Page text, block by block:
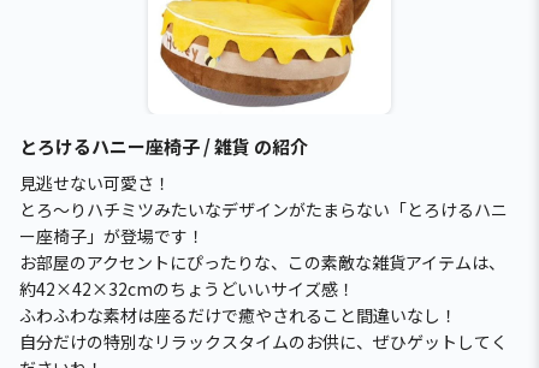
とろけるハニー座椅子 / 雑貨 の紹介
見逃せない可愛さ！
とろ～りハチミツみたいなデザインがたまらない「とろけるハニ
ー座椅子」が登場です！
お部屋のアクセントにぴったりな、この素敵な雑貨アイテムは、
約42×42×32cmのちょうどいいサイズ感！
ふわふわな素材は座るだけで癒やされること間違いなし！
自分だけの特別なリラックスタイムのお供に、ぜひゲットしてく